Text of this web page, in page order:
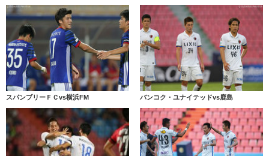
スパンブリーＦＣvs横浜FM バンコク・ユナイテッドvs鹿島